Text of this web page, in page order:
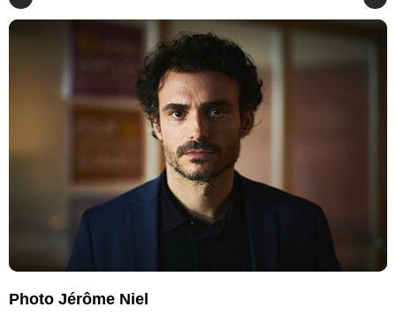
Photo Jérôme Niel